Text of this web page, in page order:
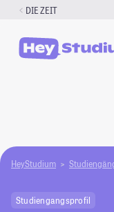
Zum
springen
DIE ZEIT
HeyStudium
Studiengangsprofil